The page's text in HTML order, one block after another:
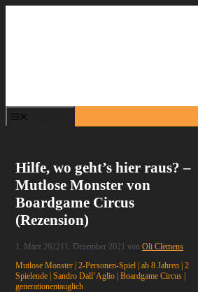
Hilfe, wo geht’s hier raus? –
Mutlose Monster von
Boardgame Circus
(Rezension)
1. März 202211. Dezember 2021 vonOli Clemens
Mutlose Monster | 2-Personen-Spiel | ab 8 Jahren | 2
Spielende | Sandro Dall’Aglio | Boardgame Circus |
generationentauglich